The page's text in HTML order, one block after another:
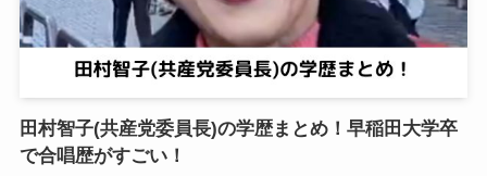
田村智子(共産党委員長)の学歴まとめ！早稲田大学卒
で合唱歴がすごい！